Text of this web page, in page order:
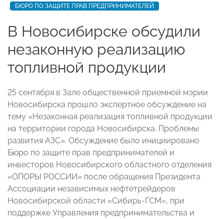
БЮРО ПО ЗАЩИТЕ ПРАВ ПРЕДПРИНИМАТЕЛЕЙ
В Новосибирске обсудили
незаконную реализацию
топливной продукции
25 сентября в Зале общественной приемной мэрии
Новосибирска прошло экспертное обсуждение на
тему «Незаконная реализация топливной продукции
на территории города Новосибирска. Проблемы
развития АЗС». Обсуждение было инициировано
Бюро по защите прав предпринимателей и
инвесторов Новосибирского областного отделения
«ОПОРЫ РОССИИ» после обращения Президента
Ассоциации независимых нефтетрейдеров
Новосибирской области «Сибирь-ГСМ», при
поддержке Управления предпринимательства и